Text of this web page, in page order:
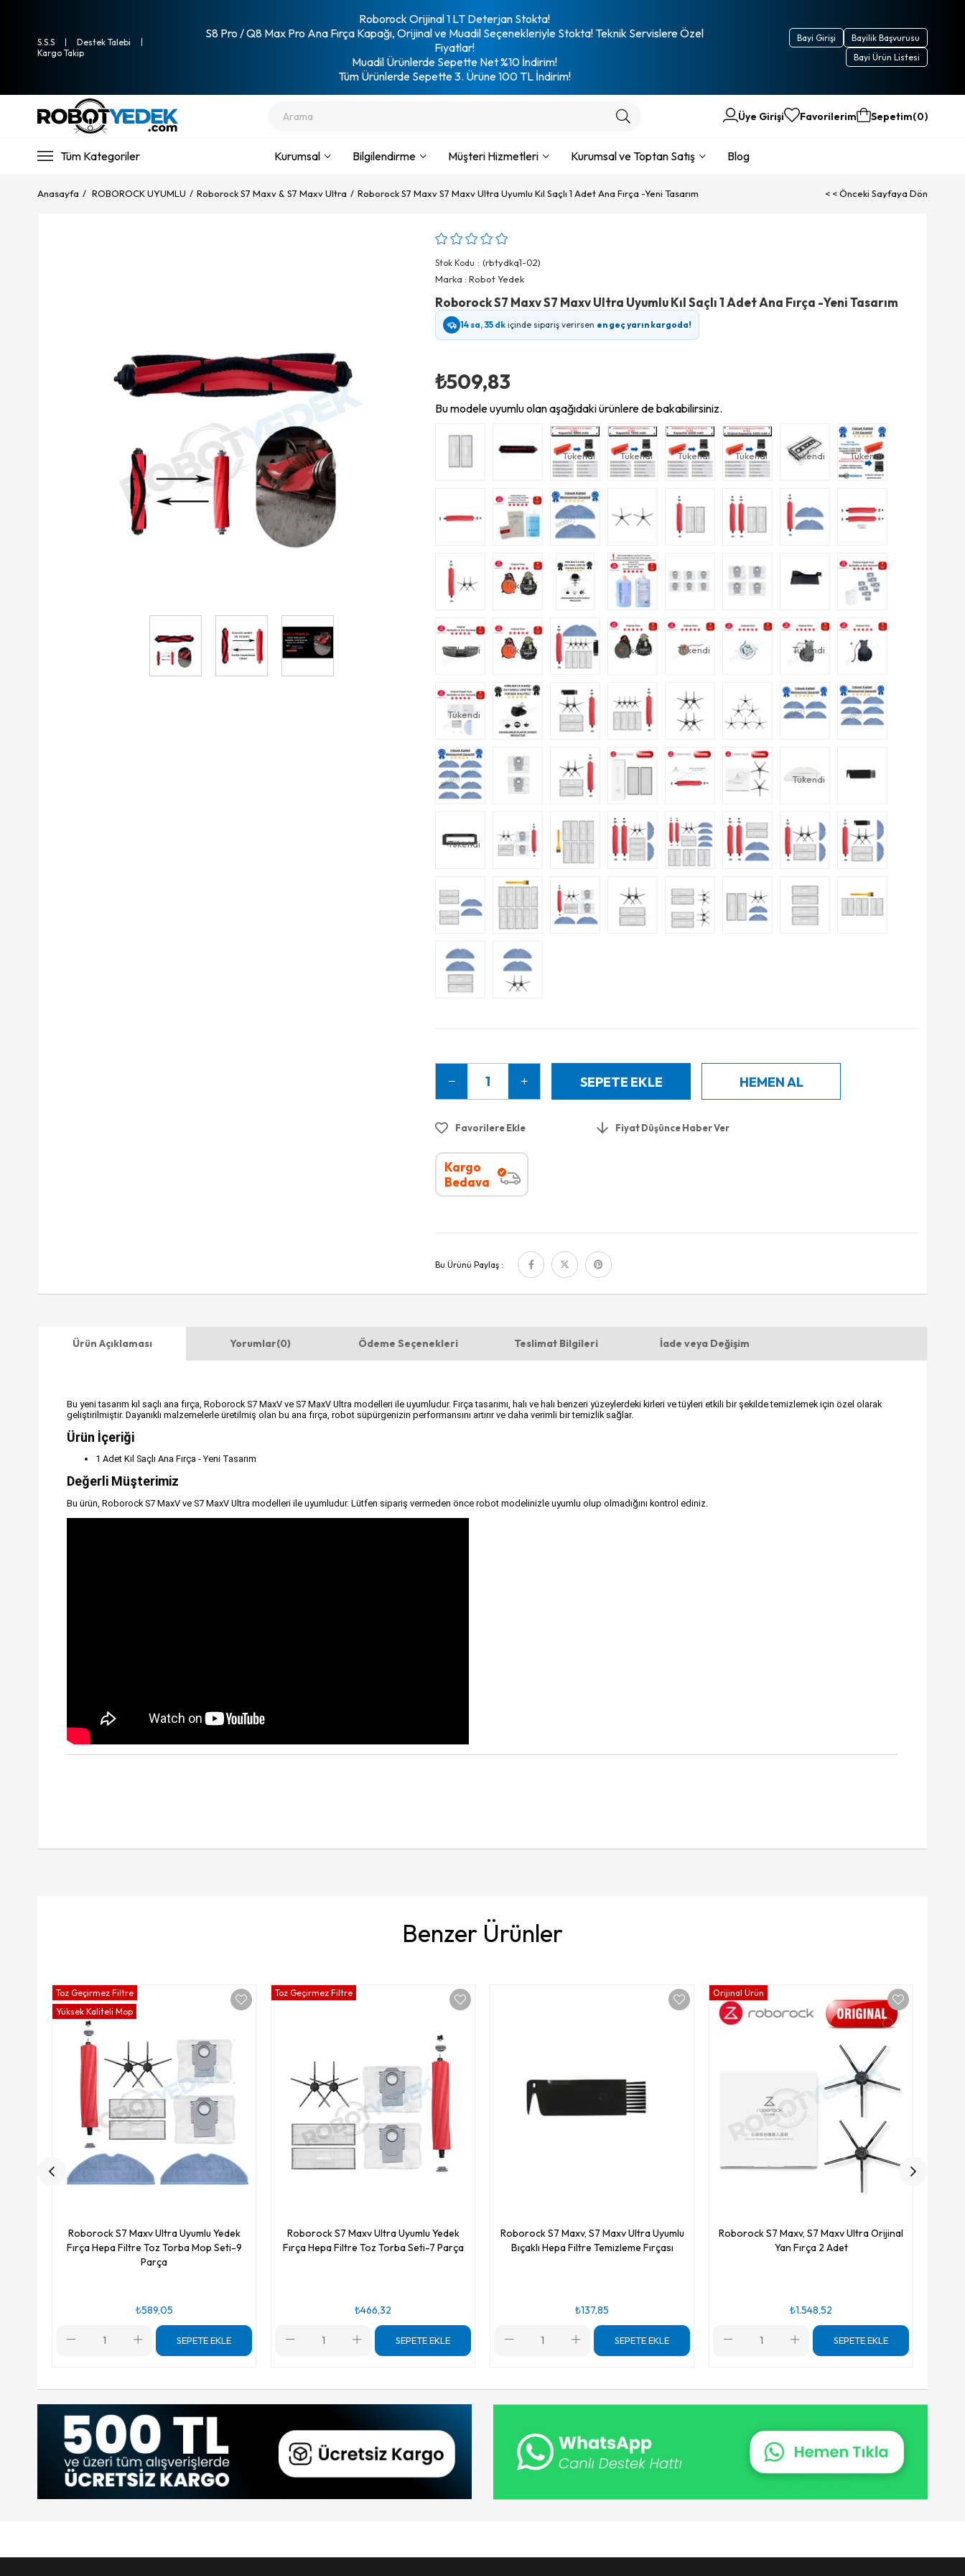
S.S.S
Destek Talebi
Kargo Takip
Roborock Orijinal 1 LT Deterjan Stokta!
S8 Pro / Q8 Max Pro Ana Fırça Kapağı, Orijinal ve Muadil Seçenekleriyle Stokta! Teknik Servislere Özel
Fiyatlar!
Muadil Ürünlerde Sepette Net %10 İndirim!
Tüm Ürünlerde Sepette 3. Ürüne 100 TL İndirim!
Bayilik Başvurusu
Bayi Girişi
Bayi Ürün Listesi
Üye Girişi Favorilerim Sepetim 0
Tüm Kategoriler Kurumsal Bilgilendirme Müşteri Hizmetleri Kurumsal ve Toptan Satış Blog
Anasayfa ROBOROCK UYUMLU Roborock S7 Maxv & S7 Maxv Ultra Roborock S7 Maxv S7 Maxv Ultra Uyumlu Kıl Saçlı 1 Adet Ana Fırça -Yeni Tasarım < < Önceki Sayfaya Dön
Stok Kodu
(rbtydkq1-02)
Marka : Robot Yedek
Roborock S7 Maxv S7 Maxv Ultra Uyumlu Kıl Saçlı 1 Adet Ana Fırça -Yeni Tasarım
14 sa, 35 dk içinde sipariş verirsen en geç yarın kargoda!
₺509,83
Bu modele uyumlu olan aşağıdaki ürünlere de bakabilirsiniz.
Tükendi Tükendi Tükendi Tükendi Tükendi Tükendi
Tükendi
Tükendi Tükendi Tükendi Tükendi Tükendi
Tükendi
Tükendi
Tükendi
Favorilere Ekle Fiyat Düşünce Haber Ver
Kargo
Bedava
Bu Ürünü Paylaş :
Ürün Açıklaması Yorumlar(0) Ödeme Seçenekleri Teslimat Bilgileri İade veya Değişim
Bu yeni tasarım kıl saçlı ana fırça, Roborock S7 MaxV ve S7 MaxV Ultra modelleri ile uyumludur. Fırça tasarımı, halı ve halı benzeri yüzeylerdeki kirleri ve tüyleri etkili bir şekilde temizlemek için özel olarak
geliştirilmiştir. Dayanıklı malzemelerle üretilmiş olan bu ana fırça, robot süpürgenizin performansını artırır ve daha verimli bir temizlik sağlar.
Ürün İçeriği
1 Adet Kıl Saçlı Ana Fırça - Yeni Tasarım
Değerli Müşterimiz
Bu ürün, Roborock S7 MaxV ve S7 MaxV Ultra modelleri ile uyumludur. Lütfen sipariş vermeden önce robot modelinizle uyumlu olup olmadığını kontrol ediniz.
Benzer Ürünler
Roborock S7 Maxv Ultra Uyumlu Yedek
Fırça Hepa Filtre Toz Torba Mop Seti-9
Parça
₺589,05
SEPETE EKLE
Toz Geçirmez Filtre
Yüksek Kaliteli Mop
Roborock S7 Maxv Ultra Uyumlu Yedek
Fırça Hepa Filtre Toz Torba Seti-7 Parça
₺466,32
SEPETE EKLE
Toz Geçirmez Filtre
Roborock S7 Maxv, S7 Maxv Ultra Uyumlu
Bıçaklı Hepa Filtre Temizleme Fırçası
₺137,85
SEPETE EKLE
Roborock S7 Maxv, S7 Maxv Ultra Orijinal
Yan Fırça 2 Adet
₺1.548,52
SEPETE EKLE
Orijinal Ürün